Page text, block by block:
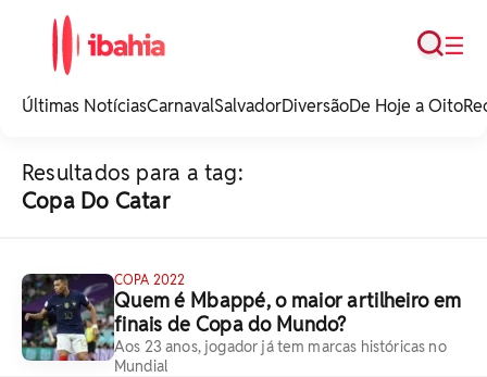
noticias e
☰
Busca
Últimas NotíciasCarnavalSalvadorDiversãoDe Hoje a Oito
Resultados para a tag:
Copa Do Catar
COPA 2022
Quem é Mbappé, o maior artilheiro em
finais de Copa do Mundo?
Aos 23 anos, jogador já tem marcas históricas no
Mundial